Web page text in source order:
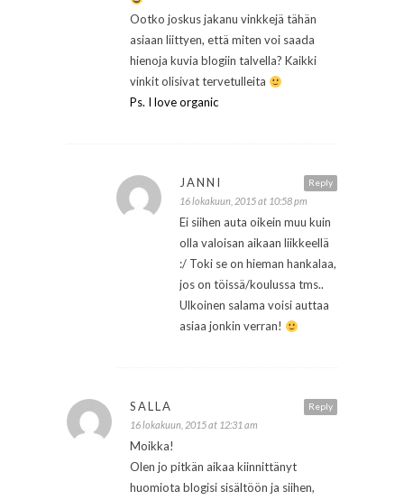
Ootko joskus jakanu vinkkejä tähän
asiaan liittyen, että miten voi saada
hienoja kuvia blogiin talvella? Kaikki
vinkit olisivat tervetulleita
Ps. I love organic
Reply
JANNI
16 lokakuun, 2015 at 10:58 pm
Ei siihen auta oikein muu kuin
olla valoisan aikaan liikkeellä
:/ Toki se on hieman hankalaa,
jos on töissä/koulussa tms..
Ulkoinen salama voisi auttaa
asiaa jonkin verran!
Reply
SALLA
16 lokakuun, 2015 at 12:31 am
Moikka!
Olen jo pitkän aikaa kiinnittänyt
huomiota blogisi sisältöön ja siihen,